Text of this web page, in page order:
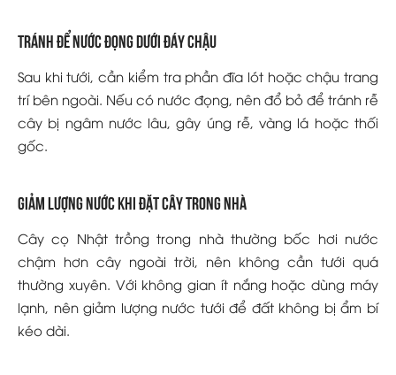
Tránh để nước đọng dưới đáy chậu
Sau khi tưới, cần kiểm tra phần đĩa lót hoặc chậu trang
trí bên ngoài. Nếu có nước đọng, nên đổ bỏ để tránh rễ
cây bị ngâm nước lâu, gây úng rễ, vàng lá hoặc thối
gốc.
Giảm lượng nước khi đặt cây trong nhà
Cây cọ Nhật trồng trong nhà thường bốc hơi nước
chậm hơn cây ngoài trời, nên không cần tưới quá
thường xuyên. Với không gian ít nắng hoặc dùng máy
lạnh, nên giảm lượng nước tưới để đất không bị ẩm bí
kéo dài.